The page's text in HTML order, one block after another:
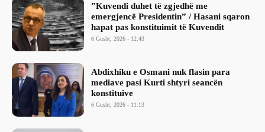
​”Kuvendi duhet të zgjedhë me
emergjencë Presidentin” / Hasani sqaron
hapat pas konstituimit të Kuvendit
6 Gusht, 2026 - 12:43
Abdixhiku e Osmani nuk flasin para
mediave pasi Kurti shtyri seancën
konstituive
6 Gusht, 2026 - 11:13